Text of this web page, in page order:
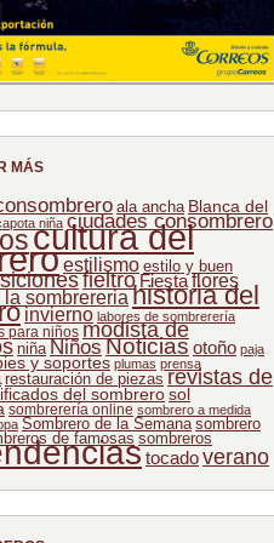
MÁS
ala ancha Blanca del
niña ciudades consombrero
cultura del
estilismo estilo y buen
fieltro Fiestaflores
la sombrereria historia del
invierno labores de sombrerería
para niños modista de
niña NiñosNoticiasotoño paja
y soportes plumas prensa
restauración de piezas revistas de
del sombrerosol
sombrerería online sombrero a medida
Sombrero de la Semana sombrero
de famosas sombreros
tocadoverano